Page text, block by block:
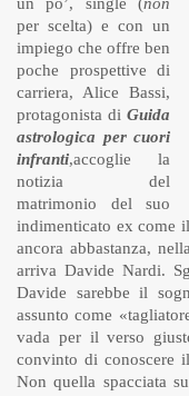
per scelta) e con un
impiego che offre ben
poche prospettive di
carriera, Alice Bassi,
protagonista di Guida
astrologica per cuori
infranti,accoglie la
notizia del
matrimonio del suo
indimenticato ex come
ancora abbastanza,
arriva Davide Nardi.
Davide sarebbe il
assunto come
vada per il verso
convinto di conoscere
Non quella spacciata